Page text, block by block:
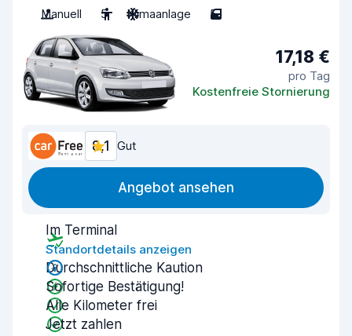
Manuell
5 Klimaanlage 5
17,18 €
pro Tag
Kostenfreie Stornierung
8,1 Gut
Angebot ansehen
Im Terminal
Standortdetails anzeigen
Durchschnittliche Kaution
Sofortige Bestätigung!
Alle Kilometer frei
Jetzt zahlen